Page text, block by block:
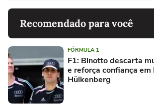
Recomendado para você
FÓRMULA 1
F1: Binotto descarta
e reforça confiança
Hülkenberg